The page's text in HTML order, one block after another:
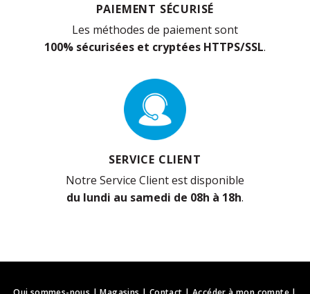
PAIEMENT SÉCURISÉ
Les méthodes de paiement sont
100% sécurisées et cryptées HTTPS/SSL.
SERVICE CLIENT
Notre Service Client est disponible
du lundi au samedi de 08h à 18h.